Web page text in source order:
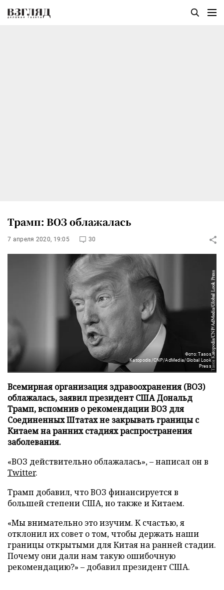
Трамп: ВОЗ облажалась
7 апреля 2020, 19:05 30
Фото: Tasos
Katopodis/CNP/AdMedia/Global Look
Press
Всемирная организация здравоохранения (ВОЗ)
облажалась, заявил президент США Дональд
Трамп, вспомнив о рекомендации ВОЗ для
Соединенных Штатах не закрывать границы с
Китаем на ранних стадиях распространения
заболевания.
«ВОЗ действительно облажалась», – написал он в
Twitter.
Трамп добавил, что ВОЗ финансируется в
большей степени США, но также и Китаем.
«Мы внимательно это изучим. К счастью, я
отклонил их совет о том, чтобы держать наши
границы открытыми для Китая на ранней стадии.
Почему они дали нам такую ошибочную
рекомендацию?» – добавил президент США.